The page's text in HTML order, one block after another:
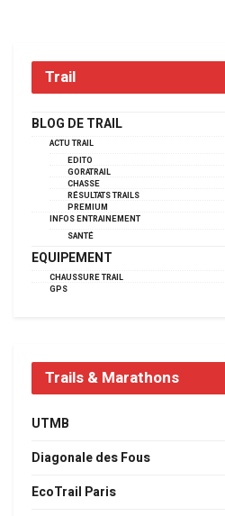
Trail
BLOG DE TRAIL
ACTU TRAIL
EDITO
GORATRAIL
CHASSE
RÉSULTATS TRAILS
PREMIUM
INFOS ENTRAINEMENT
SANTÉ
EQUIPEMENT
CHAUSSURE TRAIL
GPS
Trails & Marathons
UTMB
Diagonale des Fous
EcoTrail Paris